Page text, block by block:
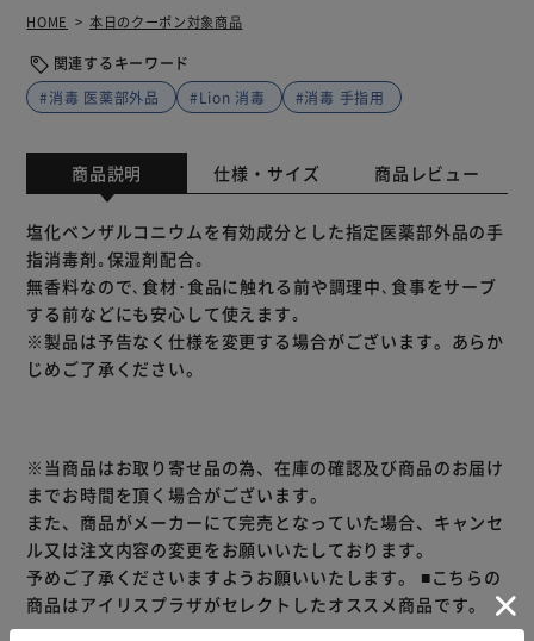
HOME 本日のクーポン対象商品
関連するキーワード
#消毒 医薬部外品
#Lion 消毒 #消毒 手指用
商品説明 仕様・サイズ 商品レビュー
塩化ベンザルコニウムを有効成分とした指定医薬部外品の手
指消毒剤｡保湿剤配合｡
無香料なので､食材･食品に触れる前や調理中､食事をサーブ
する前などにも安心して使えます｡
※製品は予告なく仕様を変更する場合がございます。あらか
じめご了承ください。
※当商品はお取り寄せ品の為、在庫の確認及び商品のお届け
までお時間を頂く場合がございます。
また、商品がメーカーにて完売となっていた場合、キャンセ
ル又は注文内容の変更をお願いいたしております。
予めご了承くださいますようお願いいたします。 ■こちらの
商品はアイリスプラザがセレクトしたオススメ商品です。